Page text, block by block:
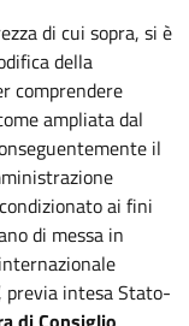
di cui sopra, si è
della
comprendere
ampliata dal
il
ai fini
di messa in
previa intesa Stato-